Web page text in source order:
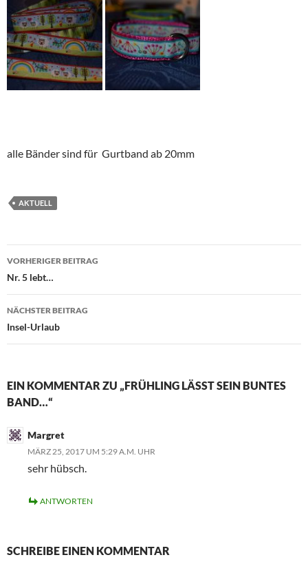
alle Bänder sind für Gurtband ab 20mm
AKTUELL
Beitragsnavigation
VORHERIGER BEITRAG
Nr. 5 lebt…
NÄCHSTER BEITRAG
Insel-Urlaub
EIN KOMMENTAR ZU „FRÜHLING LÄSST SEIN BUNTES B
AND…“
Margret
MÄRZ 25, 2017 UM 5:29 A.M. UHR
sehr hübsch.
ANTWORTEN
SCHREIBE EINEN KOMMENTAR